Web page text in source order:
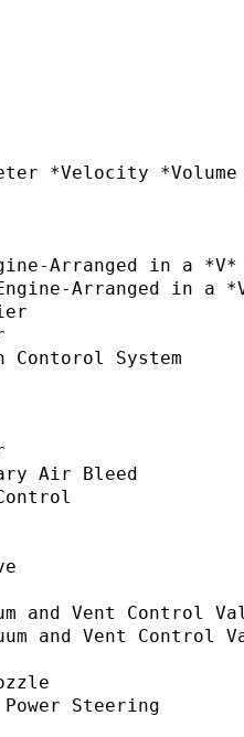
V
V
*Velocity *Volume  *
汽
Arranged in a *V*
Arranged in a
System       日
V
V
真
Air Bleed           可
Control
and Vent Control
and Vent Control
叶
可
Steering